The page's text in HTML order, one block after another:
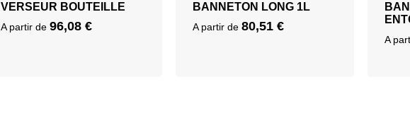
VERSEUR BOUTEILLE
A partir de96,08€
BANNETON LONG 1L
A partir de 80,51 €
A